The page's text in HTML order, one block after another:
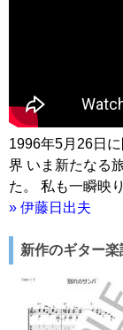
1996年5月26日
界 いま新たなる
た。 私も一瞬映
» 伊藤日出夫
新作のギター楽